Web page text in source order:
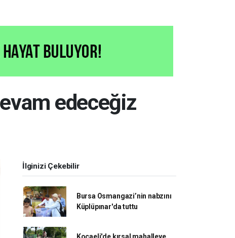
edeceğiz
İlginizi Çekebilir
Bursa Osmangazi’nin nabzını
Küplüpınar'da tuttu
Kocaeli'de kırsal mahalleye